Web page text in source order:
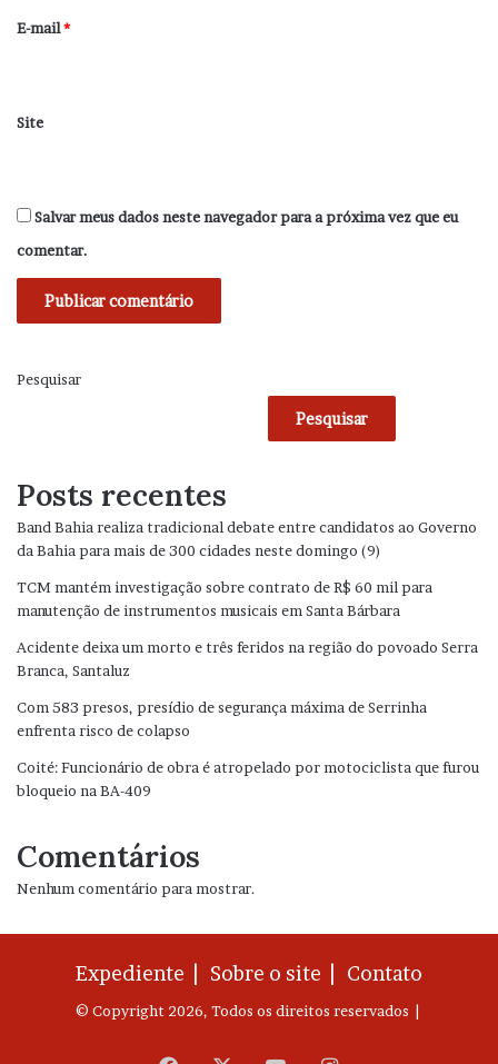
*
E-mail*
Site
Salvar meus dados neste navegador para a próxima vez que eu
comentar.
Pesquisar
Pesquisar
Posts recentes
Band Bahia realiza tradicional debate entre candidatos ao Governo
da Bahia para mais de 300 cidades neste domingo (9)
TCM mantém investigação sobre contrato de R$ 60 mil para
manutenção de instrumentos musicais em Santa Bárbara
Acidente deixa um morto e três feridos na região do povoado Serra
Branca, Santaluz
Com 583 presos, presídio de segurança máxima de Serrinha
enfrenta risco de colapso
Coité: Funcionário de obra é atropelado por motociclista que furou
bloqueio na BA-409
Comentários
Nenhum comentário para mostrar.
Expediente | Sobre o site | Contato
© Copyright 2026, Todos os direitos reservados |